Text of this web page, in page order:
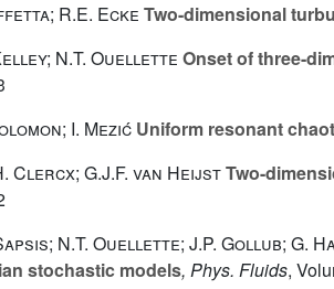
R.E. Ecke Two-dimensional
N.T. Ouellette Onset of three-
I. Mezić Uniform resonant
Clercx; G.J.F. van HeijstTwo-
N.T. Ouellette; J.P. Gollub; G.
stochastic models, Phys. Fluids,